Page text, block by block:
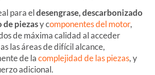
para eldesengrase, descarbonizado
de piezasy componentes del motor,
de máxima calidad al acceder
las áreas de difícil alcance,
de lacomplejidad de las piezas, y
adicional.